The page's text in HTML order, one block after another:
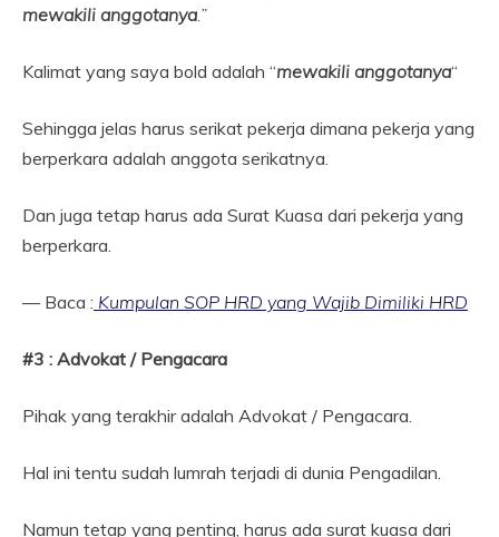
mewakili anggotanya .”
Kalimat yang saya bold adalah “mewakili anggotanya“
Sehingga jelas harus serikat pekerja dimana pekerja yang
berperkara adalah anggota serikatnya.
Dan juga tetap harus ada Surat Kuasa dari pekerja yang
berperkara.
— Baca : Kumpulan SOP HRD yang Wajib Dimiliki HRD
#3 : Advokat / Pengacara
Pihak yang terakhir adalah Advokat / Pengacara.
Hal ini tentu sudah lumrah terjadi di dunia Pengadilan.
Namun tetap yang penting, harus ada surat kuasa dari